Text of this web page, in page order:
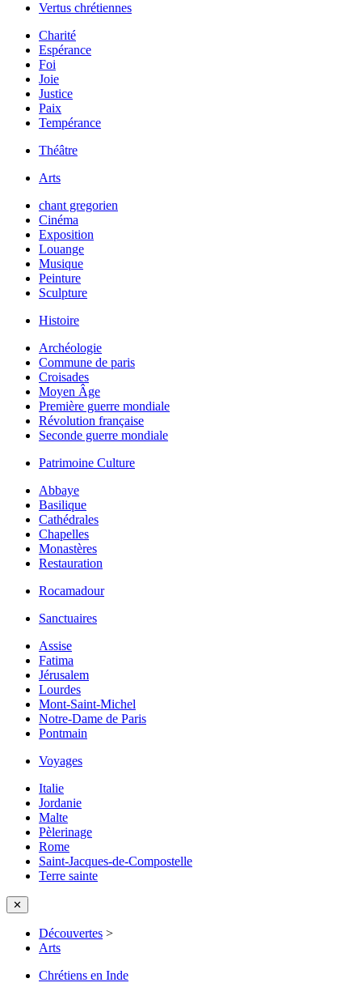
Vertus chrétiennes
Charité
Espérance
Foi
Joie
Justice
Paix
Tempérance
Théâtre
Arts
chant gregorien
Cinéma
Exposition
Louange
Musique
Peinture
Sculpture
Histoire
Archéologie
Commune de paris
Croisades
Moyen Âge
Première guerre mondiale
Révolution française
Seconde guerre mondiale
Patrimoine Culture
Abbaye
Basilique
Cathédrales
Chapelles
Monastères
Restauration
Rocamadour
Sanctuaires
Assise
Fatima
Jérusalem
Lourdes
Mont-Saint-Michel
Notre-Dame de Paris
Pontmain
Voyages
Italie
Jordanie
Malte
Pèlerinage
Rome
Saint-Jacques-de-Compostelle
Terre sainte
✕
Découvertes >
Arts
Chrétiens en Inde